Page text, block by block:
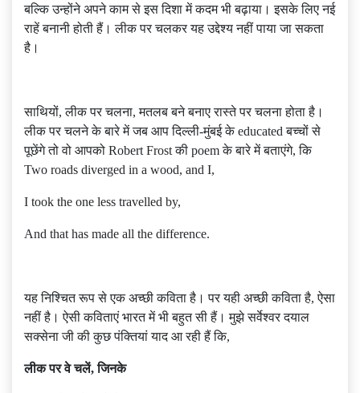
बल्कि उन्होंने अपने काम से इस दिशा में कदम भी बढ़ाया। इसके लिए नई
राहें बनानी होती हैं। लीक पर चलकर यह उद्देश्य नहीं पाया जा सकता
है।
साथियों, लीक पर चलना, मतलब बने बनाए रास्ते पर चलना होता है।
लीक पर चलने के बारे में जब आप दिल्ली-मुंबई के educated बच्चों से
पूछेंगे तो वो आपको Robert Frost की poem के बारे में बताएंगे, कि
Two roads diverged in a wood, and I,
I took the one less travelled by,
And that has made all the difference.
यह निश्चित रूप से एक अच्छी कविता है। पर यही अच्छी कविता है, ऐसा
नहीं है। ऐसी कविताएं भारत में भी बहुत सी हैं। मुझे सर्वेश्वर दयाल
सक्सेना जी की कुछ पंक्तियां याद आ रही हैं कि,
लीक पर वे चलें, जिनके